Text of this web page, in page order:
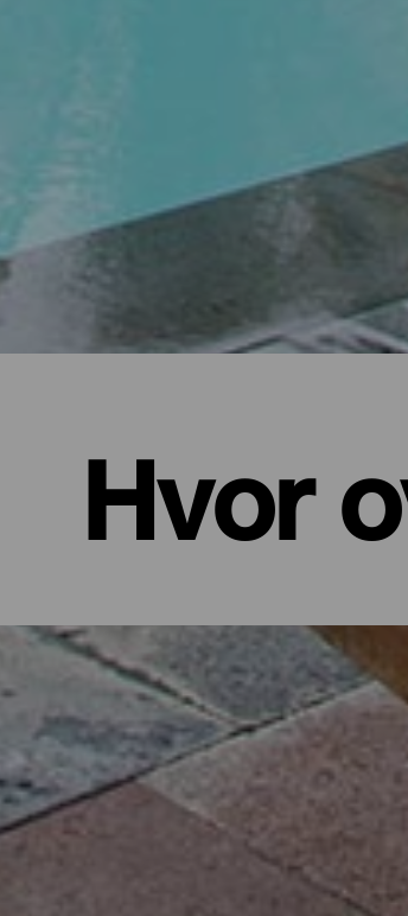
Hvor
i La Palma: Hoteller, leiligheter...
midt i naturen, en leilighet ved sjøen eller et
for alle typer reisende på sine drøyt 700
stedet for deg å lade batteriene etter en dag